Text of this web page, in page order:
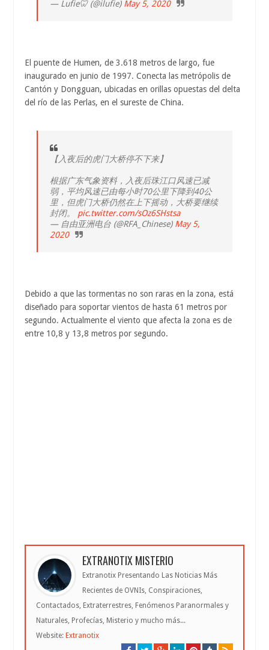
— Lufie🦷 (@ilufie) May 5, 2020
El puente de Humen, de 3.618 metros de largo, fue
inaugurado en junio de 1997. Conecta las metrópolis de
Cantón y Dongguan, ubicadas en orillas opuestas del delta
del río de las Perlas, en el sureste de China.
【入夜后的虎门大桥停不下来】
根据广东气象资料，入夜后珠江口风速已减
弱，平均风速已由每小时70公里下降到40公
里，但虎门大桥仍然在上下摇动，大桥要继续
封闭。 pic.twitter.com/sOz6SHstsa
— 自由亚洲电台 (@RFA_Chinese) May 5,
2020
Debido a que las tormentas no son raras en la zona, está
diseñado para soportar vientos de hasta 61 metros por
segundo. Actualmente el viento que afecta la zona es de
entre 10,8 y 13,8 metros por segundo.
EXTRANOTIX MISTERIO
Extranotix Presentando Las Noticias Más
Recientes de OVNIs, Conspiraciones,
Contactados, Extraterrestres, Fenómenos Paranormales y
Naturales, Profecías, Misterio y mucho más...
Website: Extranotix